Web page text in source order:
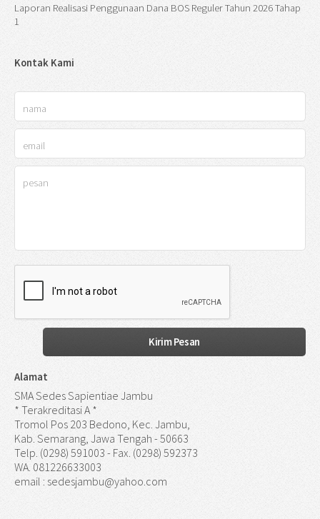
Laporan Realisasi Penggunaan Dana BOS Reguler Tahun 2026 Tahap
1
Kontak Kami
Alamat
SMA Sedes Sapientiae Jambu
* Terakreditasi A *
Tromol Pos 203 Bedono, Kec. Jambu,
Kab. Semarang, Jawa Tengah - 50663
Telp. (0298) 591003 - Fax. (0298) 592373
WA. 081226633003
email : sedesjambu@yahoo.com